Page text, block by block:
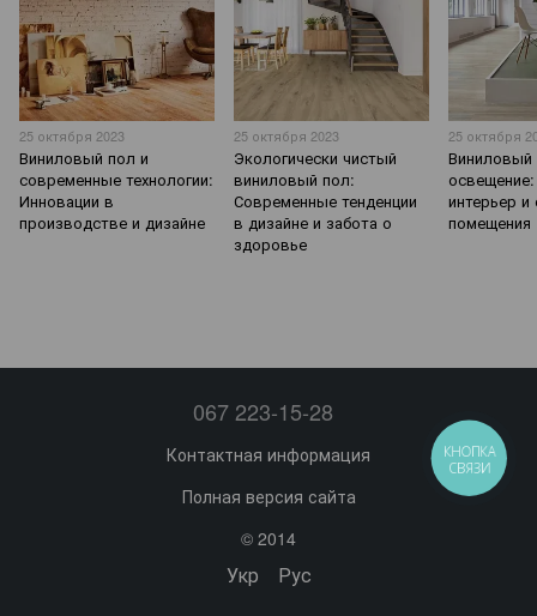
25 октября 2023
Виниловый пол и
современные технологии:
Инновации в
производстве и дизайне
25 октября 2023
Экологически чистый
виниловый пол:
Современные тенденции
в дизайне и забота о
здоровье
25 октября
Виниловый
интерьер
помещения
067 223-15-28
Контактная информация
Полная версия сайта
© 2014
Укр Рус
КНОПКА
СВЯЗИ